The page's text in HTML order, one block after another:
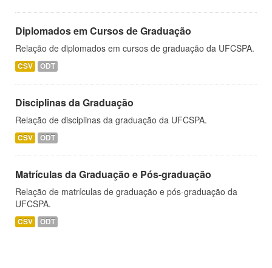
Diplomados em Cursos de Graduação
Relação de diplomados em cursos de graduação da UFCSPA.
CSV ODT
Disciplinas da Graduação
Relação de disciplinas da graduação da UFCSPA.
CSV ODT
Matrículas da Graduação e Pós-graduação
Relação de matrículas de graduação e pós-graduação da
UFCSPA.
CSV ODT